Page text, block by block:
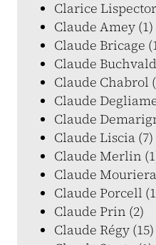
Clarice
Claude Amey (1)
Claude Bricage
Claude
Claude Chabrol
Claude
Claude
Claude Liscia (7)
Claude Merlin
Claude
Claude Porcell
Claude Prin (2)
Claude Régy (15)